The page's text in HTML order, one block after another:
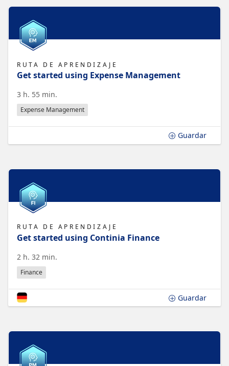
RUTA DE APRENDIZAJE
Get started using Expense Management
3 h. 55 min.
Expense Management
Guardar
RUTA DE APRENDIZAJE
Get started using Continia Finance
2 h. 32 min.
Finance
Guardar